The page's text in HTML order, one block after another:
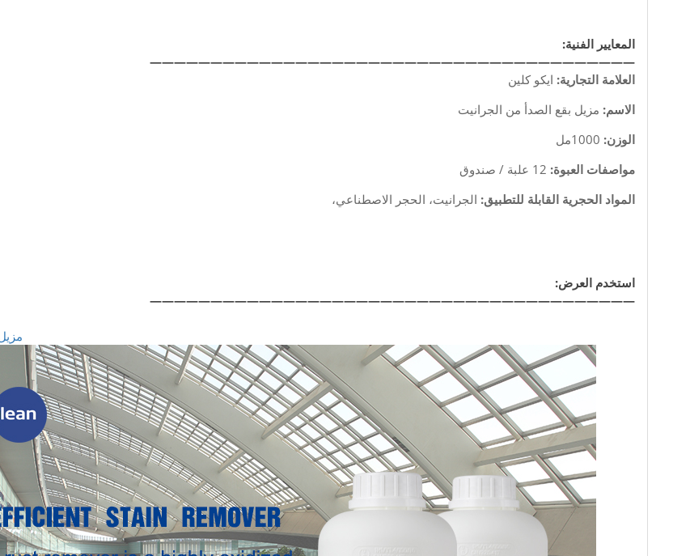
المعايير الفنية:
————————————————————————————————————————
العلامة التجارية: ايكو كلين
الاسم: مزيل بقع الصدأ من الجرانيت
الوزن:
مواصفات العبوة:
المواد الحجرية القابلة للتطبيق: الجرانيت، الحجر الاصطناعي،
استخدم العرض:
————————————————————————————————————————